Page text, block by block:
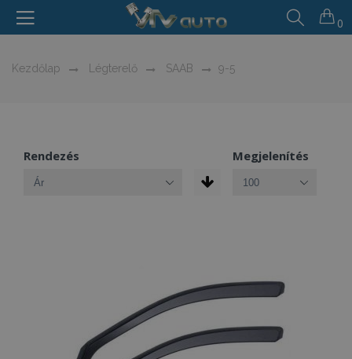
0
Kezdőlap Légterelő SAAB 9-5
Rendezés Megjelenítés